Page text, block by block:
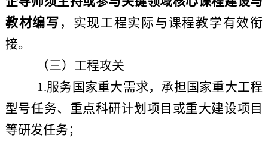
教材编写 ，实现工程实际与课程教学有效衔
接。
（三）工程攻关
1.服务国家重大需求，承担国家重大工程
型号任务、重点科研计划项目或重大建设项目
等研发任务；